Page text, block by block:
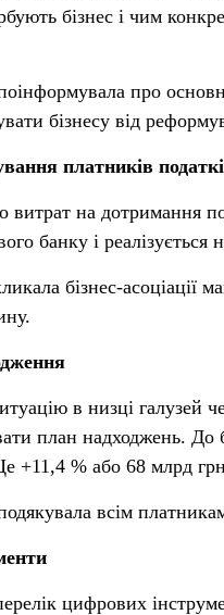
бізнес і чим
про
бізнесу від
платників
на дотримання
банку і
бізнес-асоціації
в низці галузей
план надходжень. До
+11,4 % або 68 млрд
всім платникам
цифрових